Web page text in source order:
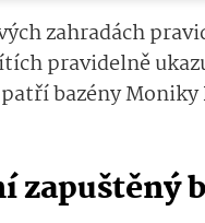
zahradách
pravidelně
bazény
zapuštěný